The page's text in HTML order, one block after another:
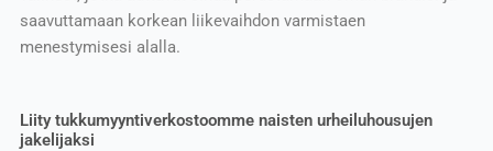
saavuttamaan korkean liikevaihdon varmistaen
menestymisesi alalla.
Liity tukkumyyntiverkostoomme naisten urheiluhousujen
jakelijaksi